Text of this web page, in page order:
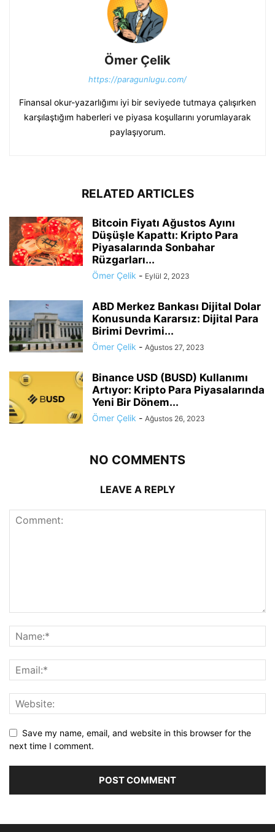
Ömer Çelik
https://paragunlugu.com/
Finansal okur-yazarlığımı iyi bir seviyede tutmaya çalışırken
karşılaştığım haberleri ve piyasa koşullarını yorumlayarak
paylaşıyorum.
RELATED ARTICLES
Bitcoin Fiyatı Ağustos Ayını
Düşüşle Kapattı: Kripto Para
Piyasalarında Sonbahar
Rüzgarları...
Ömer Çelik - Eylül 2, 2023
ABD Merkez Bankası Dijital Dolar
Konusunda Kararsız: Dijital Para
Birimi Devrimi...
Ömer Çelik - Ağustos 27, 2023
Binance USD (BUSD) Kullanımı
Artıyor: Kripto Para Piyasalarında
Yeni Bir Dönem...
Ömer Çelik - Ağustos 26, 2023
NO COMMENTS
LEAVE A REPLY
Save my name, email, and website in this browser for the
next time I comment.